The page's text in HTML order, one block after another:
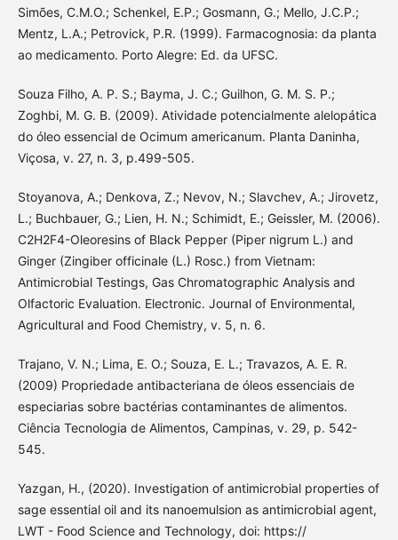
Simões, C.M.O.; Schenkel, E.P.; Gosmann, G.; Mello, J.C.P.;
Mentz, L.A.; Petrovick, P.R. (1999). Farmacognosia: da planta
ao medicamento. Porto Alegre: Ed. da UFSC.
Souza Filho, A. P. S.; Bayma, J. C.; Guilhon, G. M. S. P.;
Zoghbi, M. G. B. (2009). Atividade potencialmente alelopática
do óleo essencial de Ocimum americanum. Planta Daninha,
Viçosa, v. 27, n. 3, p.499-505.
Stoyanova, A.; Denkova, Z.; Nevov, N.; Slavchev, A.; Jirovetz,
L.; Buchbauer, G.; Lien, H. N.; Schimidt, E.; Geissler, M. (2006).
C2H2F4-Oleoresins of Black Pepper (Piper nigrum L.) and
Ginger (Zingiber officinale (L.) Rosc.) from Vietnam:
Antimicrobial Testings, Gas Chromatographic Analysis and
Olfactoric Evaluation. Electronic. Journal of Environmental,
Agricultural and Food Chemistry, v. 5, n. 6.
Trajano, V. N.; Lima, E. O.; Souza, E. L.; Travazos, A. E. R.
(2009) Propriedade antibacteriana de óleos essenciais de
especiarias sobre bactérias contaminantes de alimentos.
Ciência Tecnologia de Alimentos, Campinas, v. 29, p. 542-
545.
Yazgan, H., (2020). Investigation of antimicrobial properties of
sage essential oil and its nanoemulsion as antimicrobial agent,
LWT - Food Science and Technology, doi: https://